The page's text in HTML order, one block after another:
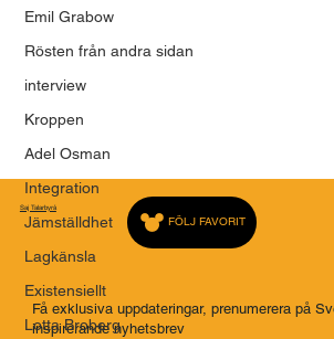
Emil Grabow
Rösten från andra sidan
interview
Kroppen
Adel Osman
Integration
Jämställdhet
Lagkänsla
Existensiellt
Lotta Broberg
Saj Talarbyrå
FÖLJ FAVORIT
Få exklusiva uppdateringar, prenumerera på
inspirerande nyhetsbrev